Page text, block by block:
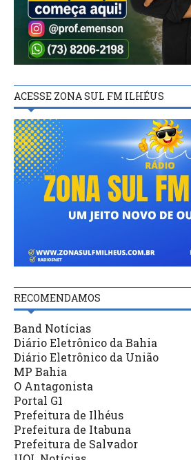
ACESSE ZONA SUL FM ILHÉUS
RECOMENDAMOS
Band Notícias
Diário Eletrônico da Bahia
Diário Eletrônico da União
MP Bahia
O Antagonista
Portal G1
Prefeitura de Ilhéus
Prefeitura de Itabuna
Prefeitura de Salvador